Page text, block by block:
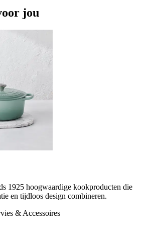
jou
1925 hoogwaardige kookproducten die
en tijdloos design combineren.
& Accessoires